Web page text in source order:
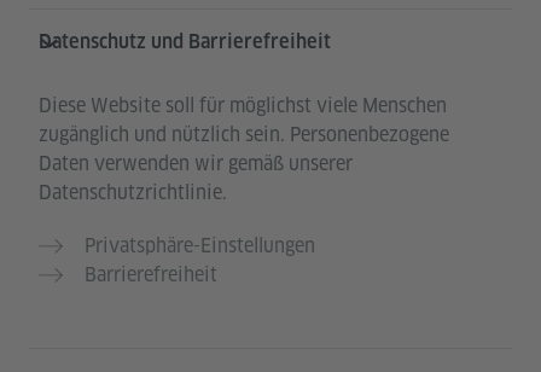
Datenschutz und Barrierefreiheit
Diese Website soll für möglichst viele Menschen
zugänglich und nützlich sein. Personenbezogene
Daten verwenden wir gemäß unserer
Datenschutzrichtlinie.
Privatsphäre-Einstellungen
Barrierefreiheit